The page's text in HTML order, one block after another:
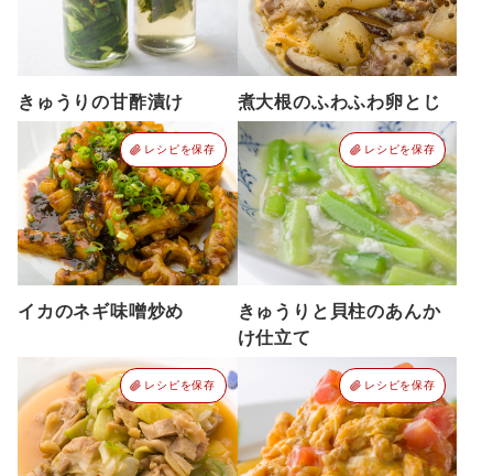
きゅうりの甘酢漬け 煮大根のふわふわ卵とじ
レシピを保存
イカのネギ味噌炒め
レシピを保存
きゅうりと貝柱のあんか
け仕立て
レシピを保存 レシピを保存